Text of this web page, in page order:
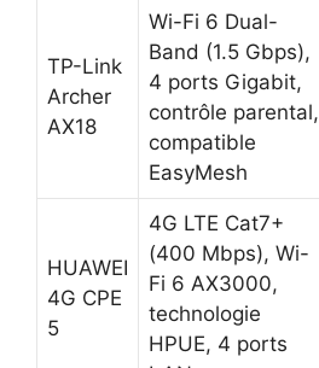
TP-Link
Archer
AX18
Wi-Fi 6 Dual-
Band (1.5 Gbps),
4 ports Gigabit,
contrôle parental,
compatible
EasyMesh
HUAWEI
4G CPE
5
4G LTE Cat7+
(400 Mbps), Wi-
Fi 6 AX3000,
technologie
HPUE, 4 ports